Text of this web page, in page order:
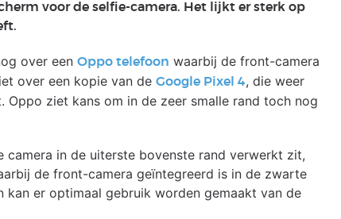
voor de selfie-camera. Het lijkt er sterk op
over een Oppo telefoon waarbij de front-camera
over een kopie van de Google Pixel 4, die weer
ziet kans om in de zeer smalle rand toch nog
in de uiterste bovenste rand verwerkt zit,
de front-camera geïntegreerd is in de zwarte
er optimaal gebruik worden gemaakt van de